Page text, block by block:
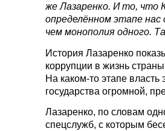
же Лазаренко. И то, что
определённом этапе нас
чем монополия одного.
История Лазаренко
коррупции в жизнь
На каком-то этапе власть
государства огромной,
Лазаренко, по словам
спецслужб, с которым